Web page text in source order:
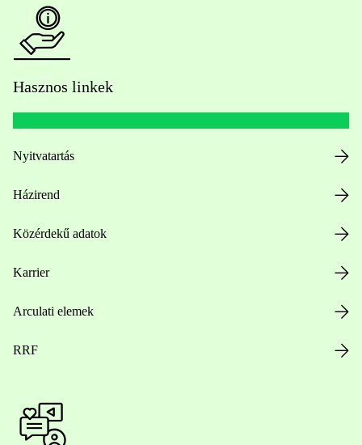
Hasznos linkek
Nyitvatartás
Házirend
Közérdekű adatok
Karrier
Arculati elemek
RRF